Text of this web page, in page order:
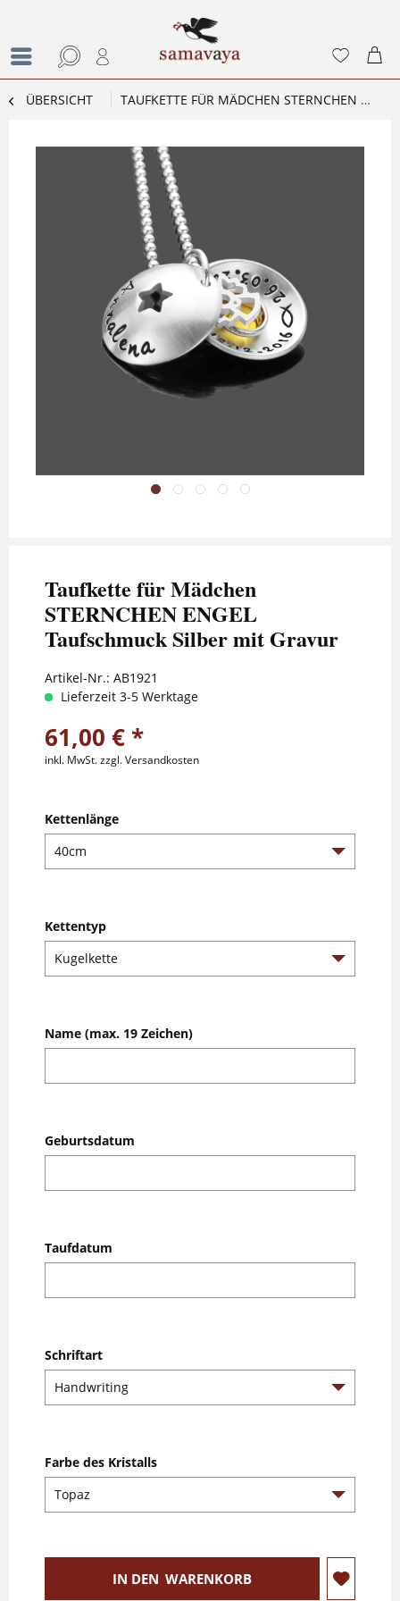
ÜBERSICHT TAUFKETTE FÜR MÄDCHEN STERNCHEN ENGEL TAUFSCHMUCK SILBER MIT GRAVUR
Taufkette für Mädchen
STERNCHEN ENGEL
Taufschmuck Silber mit Gravur
Artikel-Nr.: AB1921
Lieferzeit 3-5 Werktage
61,00 € *
inkl. MwSt.zzgl. Versandkosten
Kettenlänge
Kettentyp
Name (max. 19 Zeichen)
Geburtsdatum
Taufdatum
Schriftart
Farbe des Kristalls
IN DEN WARENKORB